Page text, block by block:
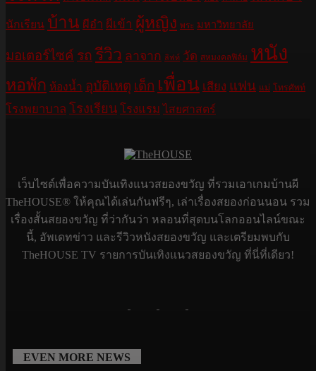
นักเรียน บ้าน ผีอำ ผีเข้า ผู้หญิง พระ มหาวิทยาลัย
มอเตอร์ไซค์ รถ รีวิว ลาจาก ลิฟท์ วัด สหมงคลฟิล์ม หนัง
หอพัก ห้องน้ำ อุบัติเหตุ เด็ก เพื่อน เสียง แฟน แม่ โทรศัพท์
โรงพยาบาล โรงเรียน โรงแรม ไสยศาสตร์
เว็บไซต์เพื่อความบันเทิงแนวสยองขวัญ ที่รวมเอาเกมบ้านผี
TheHOUSE® ให้คุณได้เล่นกันฟรีๆ, เล่าเรื่องสยองก่อนนอน รวม
เรื่องสั้นสยองขวัญ ที่ว่ากันว่า หลอนที่สุดบนโลกออนไลน์ขณะ
นี้, อัพเดทข่าว และรีวิวหนังสยองขวัญ และเตรียมพบกับ
TheHOUSE TV รายการบันเทิงแนวสยองขวัญ ที่นี่ที่เดียว!
EVEN MORE NEWS